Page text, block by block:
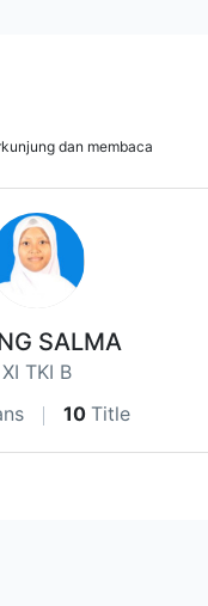
dan membaca
SALMA
XI TKI B
10 Title